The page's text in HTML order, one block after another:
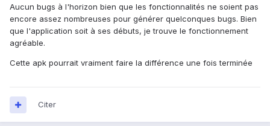
Aucun bugs à l'horizon bien que les fonctionnalités ne soient pas
encore assez nombreuses pour générer quelconques bugs. Bien
que l'application soit à ses débuts, je trouve le fonctionnement
agréable.
Cette apk pourrait vraiment faire la différence une fois terminée
Citer